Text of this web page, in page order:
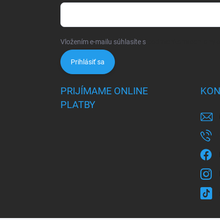
Vložením e-mailu súhlasíte s
Prihlásiť sa
PRIJÍMAME ONLINE
PLATBY